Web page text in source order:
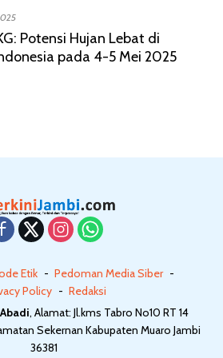
Potensi Hujan Lebat di
pada 4-5 Mei 2025
Etik
Pedoman Media Siber
Policy
Redaksi
, Alamat: Jl.kms Tabro No10 RT 14
Sekernan Kabupaten Muaro Jambi
36381